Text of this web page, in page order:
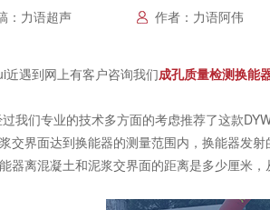
：力语超声 作者：力语阿伟
到网上有客户咨询我们成孔质量检测换能
我们专业的技术多方面的考虑推荐了这款
交界面达到换能器的测量范围内，换能器发
器离混凝土和泥浆交界面的距离是多少厘米，